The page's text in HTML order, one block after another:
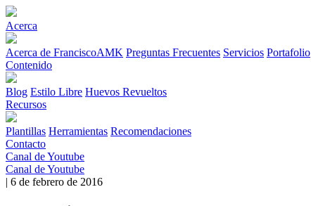
Acerca
Acerca de FranciscoAMK Preguntas Frecuentes Servicios Portafolio
Contenido
Blog Estilo Libre Huevos Revueltos
Recursos
Plantillas Herramientas Recomendaciones
Contacto
Canal de Youtube
Canal de Youtube
| 6 de febrero de 2016